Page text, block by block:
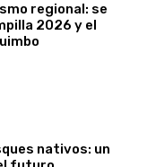
regional: se
2026 y el
nativos: un